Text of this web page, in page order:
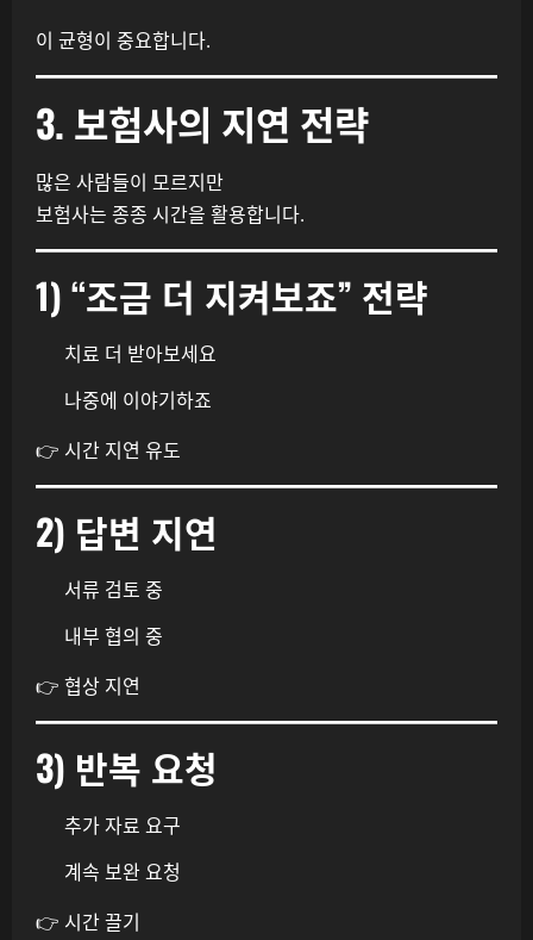
이 균형이 중요합니다.
3. 보험사의 지연 전략
많은 사람들이 모르지만
보험사는 종종 시간을 활용합니다.
1) “조금 더 지켜보죠” 전략
치료 더 받아보세요
나중에 이야기하죠
👉 시간 지연 유도
2) 답변 지연
서류 검토 중
내부 협의 중
👉 협상 지연
3) 반복 요청
추가 자료 요구
계속 보완 요청
👉 시간 끌기